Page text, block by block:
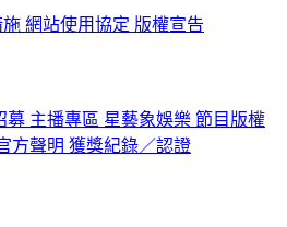
施 網站使用協定 版權宣告
募 主播專區 星藝象娛樂 節目版權
方聲明 獲獎紀錄／認證